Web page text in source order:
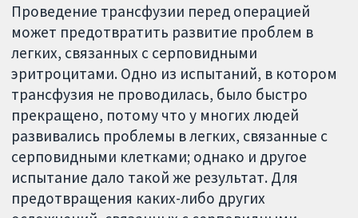
Проведение трансфузии перед операцией
может предотвратить развитие проблем в
легких, связанных с серповидными
эритроцитами. Одно из испытаний, в котором
трансфузия не проводилась, было быстро
прекращено, потому что у многих людей
развивались проблемы в легких, связанные с
серповидными клетками; однако и другое
испытание дало такой же результат. Для
предотвращения каких-либо других